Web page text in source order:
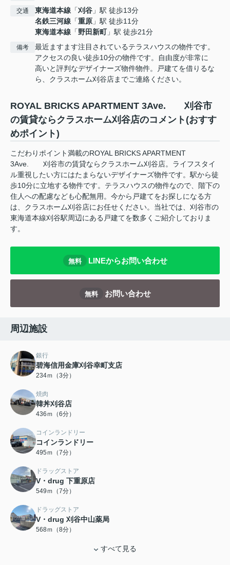
交通 東海道本線 「刈谷 」駅 徒歩13分
名鉄三河線 「重原 」駅 徒歩11分
東海道本線 「野田新町」駅 徒歩21分
備考
最近ますます注目されているテラスハウスの物件です。
アクセスの良い徒歩10分の物件です。自由度が非常に
高いと評判なデザイナーズ物件物件。戸建てを借りるな
ら、クラスホーム刈谷店までご連絡ください。
ROYAL BRICKS APARTMENT 3Ave. 刈谷市
の賃貸ならクラスホーム刈谷店のコメント(おすす
めポイント)
こだわりポイント満載のROYAL BRICKS APARTMENT
3Ave. 刈谷市の賃貸ならクラスホーム刈谷店。ライフスタイ
ル重視したい方にはたまらないデザイナーズ物件です。駅から徒
歩10分に立地する物件です。テラスハウスの物件なので、階下の
住人への配慮なども心配無用。今から戸建てをお探しになる方
は、クラスホーム刈谷店にお任せください。当社では、刈谷市の
東海道本線刈谷駅周辺にある戸建てを数多くご紹介しておりま
す。
無料 LINEからお問い合わせ
無料 お問い合わせ
周辺施設
銀行
碧海信用金庫刈谷幸町支店
234ｍ（3分）
焼肉
韓丼刈谷店
436ｍ（6分）
コインランドリー
コインランドリー
495ｍ（7分）
ドラッグストア
V・drug 下重原店
549ｍ（7分）
ドラッグストア
V・drug 刈谷中山薬局
568ｍ（8分）
すべて見る